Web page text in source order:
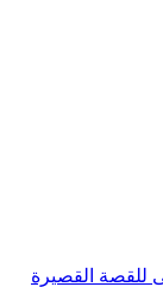
للقصة القصيرة